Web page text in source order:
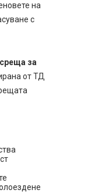
на
с
за
от ТД